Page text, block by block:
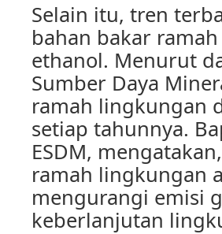
Selain itu, tren
bahan bakar
ethanol. Menurut
Sumber Daya
ramah lingkungan
setiap tahunnya.
ESDM,
ramah lingkungan
mengurangi emisi
keberlanjutan